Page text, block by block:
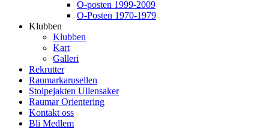
O-posten 1999-2009
O-Posten 1970-1979
Klubben
Klubben
Kart
Galleri
Rekrutter
Raumarkarusellen
Stolpejakten Ullensaker
Raumar Orientering
Kontakt oss
Bli Medlem